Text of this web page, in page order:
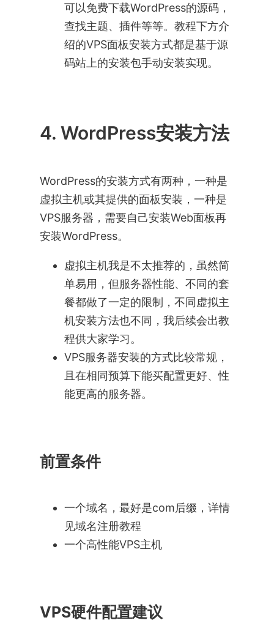
可以免费下载WordPress的源码，
查找主题、插件等等。教程下方介
绍的VPS面板安装方式都是基于源
码站上的安装包手动安装实现。
4. WordPress安装方法
WordPress的安装方式有两种，一种是
虚拟主机或其提供的面板安装，一种是
VPS服务器，需要自己安装Web面板再
安装WordPress。
虚拟主机我是不太推荐的，虽然简
单易用，但服务器性能、不同的套
餐都做了一定的限制，不同虚拟主
机安装方法也不同，我后续会出教
程供大家学习。
VPS服务器安装的方式比较常规，
且在相同预算下能买配置更好、性
能更高的服务器。
前置条件
一个域名，最好是com后缀，详情
见域名注册教程
一个高性能VPS主机
VPS硬件配置建议